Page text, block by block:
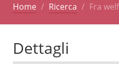
Home Ricerca Fra
Dettagli